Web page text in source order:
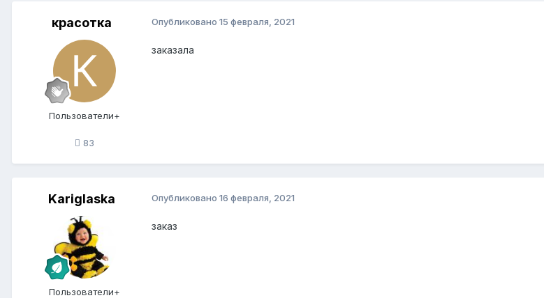
красотка
Пользователи+
83
Опубликовано 15 февраля, 2021
заказала
Kariglaska
Пользователи+
Опубликовано 16 февраля, 2021
заказ